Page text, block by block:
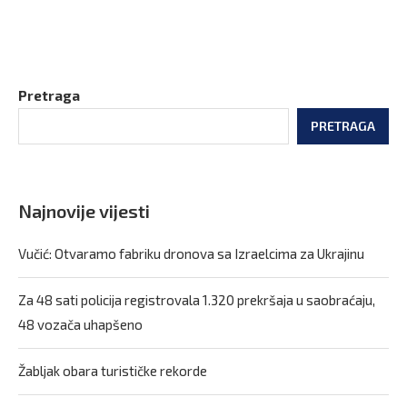
Pretraga
PRETRAGA
Najnovije vijesti
Vučić: Otvaramo fabriku dronova sa Izraelcima za Ukrajinu
Za 48 sati policija registrovala 1.320 prekršaja u saobraćaju,
48 vozača uhapšeno
Žabljak obara turističke rekorde